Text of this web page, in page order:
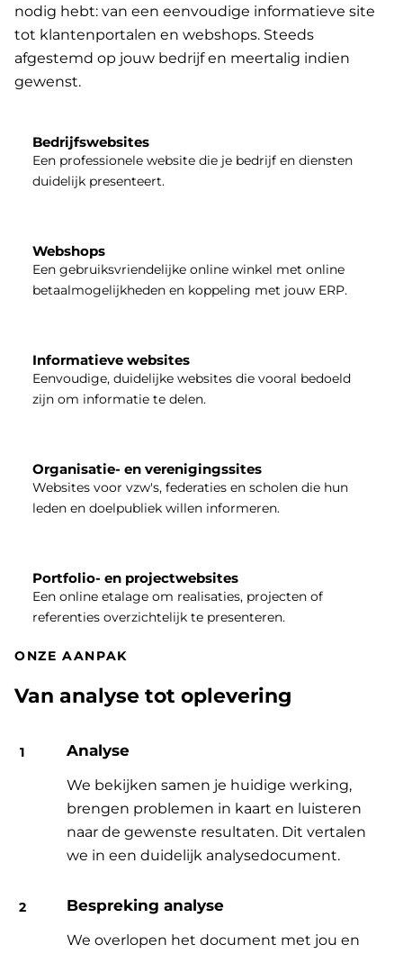
nodig hebt: van een eenvoudige informatieve site
tot klantenportalen en webshops. Steeds
afgestemd op jouw bedrijf en meertalig indien
gewenst.
Bedrijfswebsites
Een professionele website die je bedrijf en diensten
duidelijk presenteert.
Webshops
Een gebruiksvriendelijke online winkel met online
betaalmogelijkheden en koppeling met jouw ERP.
Informatieve websites
Eenvoudige, duidelijke websites die vooral bedoeld
zijn om informatie te delen.
Organisatie- en verenigingssites
Websites voor vzw's, federaties en scholen die hun
leden en doelpubliek willen informeren.
Portfolio- en projectwebsites
Een online etalage om realisaties, projecten of
referenties overzichtelijk te presenteren.
ONZE AANPAK
Van analyse tot oplevering
Analyse
We bekijken samen je huidige werking,
brengen problemen in kaart en luisteren
naar de gewenste resultaten. Dit vertalen
we in een duidelijk analysedocument.
Bespreking analyse
We overlopen het document met jou en